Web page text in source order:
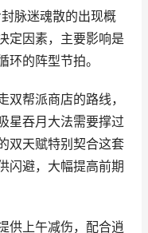
脉迷魂散的出现概
定因素，主要影响是
环的阵型节拍。
帮派商店的路线，
星吞月大法需要撑过
双天赋特别契合这套
闪避，大幅提高前期
供上午减伤，配合逍